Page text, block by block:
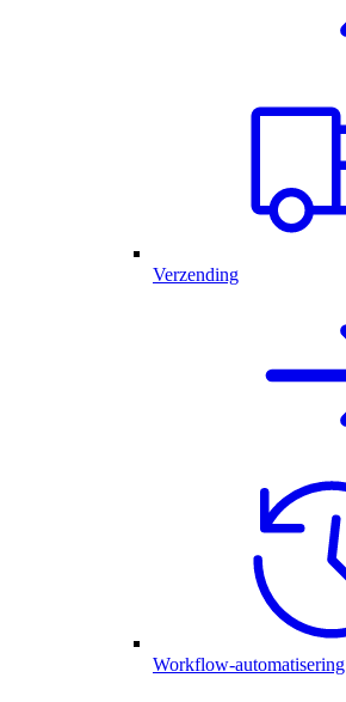
Verzending
Workflow-automatisering